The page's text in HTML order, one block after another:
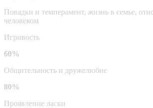
Повадки и темперамент, жизнь в семье,
человеком
Игривость
60%
Общительность и дружелюбие
80%
Проявление ласки